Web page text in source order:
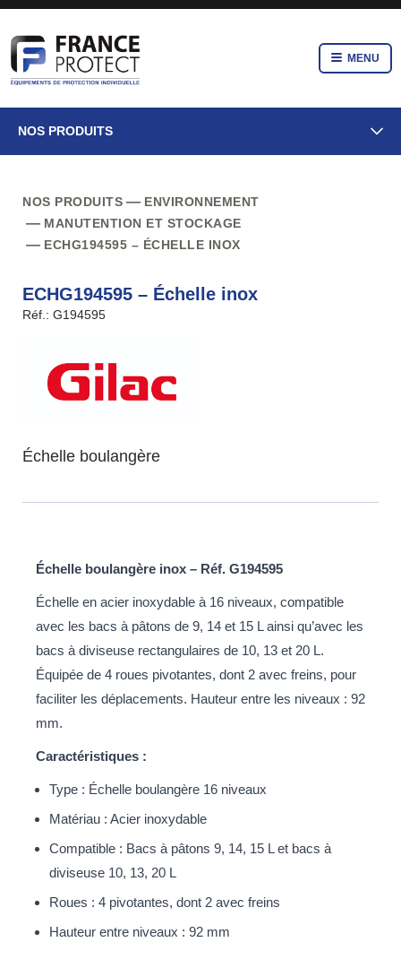
MENU
NOS PRODUITS
NOS PRODUITS
ENVIRONNEMENT
MANUTENTION ET STOCKAGE
ECHG194595 – ÉCHELLE INOX
ECHG194595 – Échelle inox
Réf.: G194595
Échelle boulangère
Échelle boulangère inox – Réf. G194595
Échelle en acier inoxydable à 16 niveaux, compatible
avec les bacs à pâtons de 9, 14 et 15 L ainsi qu’avec les
bacs à diviseuse rectangulaires de 10, 13 et 20 L.
Équipée de 4 roues pivotantes, dont 2 avec freins, pour
faciliter les déplacements. Hauteur entre les niveaux : 92
mm.
Caractéristiques :
Type : Échelle boulangère 16 niveaux
Matériau : Acier inoxydable
Compatible : Bacs à pâtons 9, 14, 15 L et bacs à
diviseuse 10, 13, 20 L
Roues : 4 pivotantes, dont 2 avec freins
Hauteur entre niveaux : 92 mm